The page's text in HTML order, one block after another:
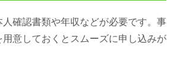
確認書類や年収などが必要です。事
意しておくとスムーズに申し込みが